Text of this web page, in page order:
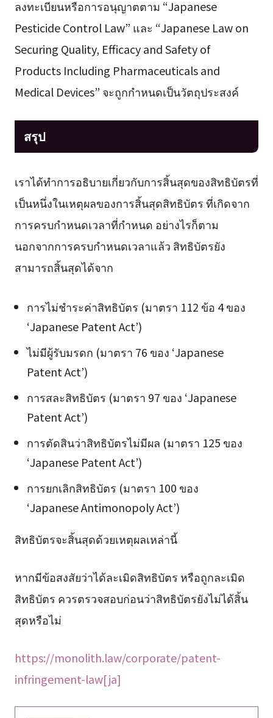
ลงทะเบียนหรือการอนุญาตตาม “Japanese
Pesticide Control Law” และ “Japanese Law on
Securing Quality, Efficacy and Safety of
Products Including Pharmaceuticals and
Medical Devices” จะถูกกำหนดเป็นวัตถุประสงค์
สรุป
เราได้ทำการอธิบายเกี่ยวกับการสิ้นสุดของสิทธิบัตรที่
เป็นหนึ่งในเหตุผลของการสิ้นสุดสิทธิบัตร ที่เกิดจาก
การครบกำหนดเวลาที่กำหนด อย่างไรก็ตาม
นอกจากการครบกำหนดเวลาแล้ว สิทธิบัตรยัง
สามารถสิ้นสุดได้จาก
การไม่ชำระค่าสิทธิบัตร (มาตรา 112 ข้อ 4 ของ
‘Japanese Patent Act’)
ไม่มีผู้รับมรดก (มาตรา 76 ของ ‘Japanese
Patent Act’)
การสละสิทธิบัตร (มาตรา 97 ของ ‘Japanese
Patent Act’)
การตัดสินว่าสิทธิบัตรไม่มีผล (มาตรา 125 ของ
‘Japanese Patent Act’)
การยกเลิกสิทธิบัตร (มาตรา 100 ของ
‘Japanese Antimonopoly Act’)
สิทธิบัตรจะสิ้นสุดด้วยเหตุผลเหล่านี้
หากมีข้อสงสัยว่าได้ละเมิดสิทธิบัตร หรือถูกละเมิด
สิทธิบัตร ควรตรวจสอบก่อนว่าสิทธิบัตรยังไม่ได้สิ้น
สุดหรือไม่
https://monolith.law/corporate/patent-
infringement-law[ja]